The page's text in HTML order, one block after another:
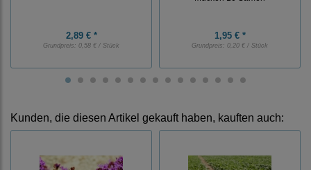
2,89 € *
Grundpreis: 0,58 € / Stück
1,95 € *
Grundpreis: 0,20 € / Stück
Kunden, die diesen Artikel gekauft haben, kauften auch: